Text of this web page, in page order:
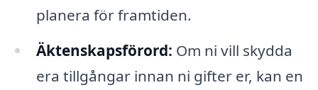
planera för framtiden.
Äktenskapsförord: Om ni vill skydda
era tillgångar innan ni gifter er, kan en